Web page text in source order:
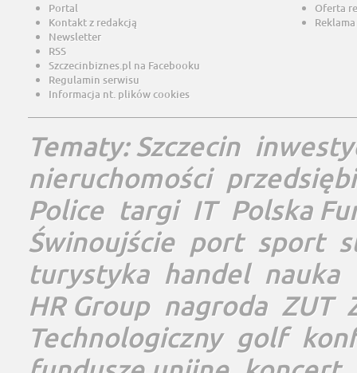
Portal
Kontakt z redakcją
Newsletter
RSS
Szczecinbiznes.pl na Facebooku
Regulamin serwisu
Informacja nt. plików cookies
Oferta
Tematy:Szczecin
nieruchomości
Police targi IT Polska
Świnoujście port sport
turystyka handel nauka
HR Group nagroda ZUT
Technologiczny golf